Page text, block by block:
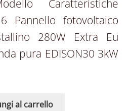
Caratteristiche
Pannello fotovoltaico
280W Extra Eu
pura EDISON30 3kW
al carrello